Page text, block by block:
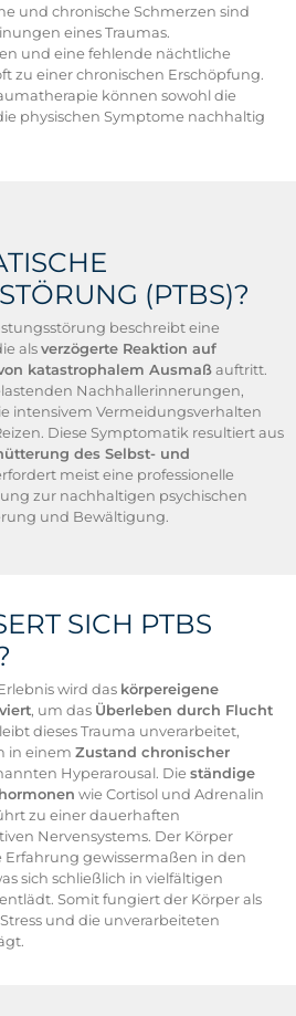
und chronische Schmerzen sind
eines Traumas.
und eine fehlende nächtliche
zu einer chronischen Erschöpfung.
können sowohl die
physischen Symptome nachhaltig
(PTBS)?
beschreibt eine
alsverzögerte Reaktion auf
katastrophalem Ausmaßauftritt.
Nachhallerinnerungen,
intensivem Vermeidungsverhalten
Diese Symptomatik resultiert aus
des Selbst- und
meist eine professionelle
zur nachhaltigen psychischen
und Bewältigung.
SICH PTBS K
wird das körpereigene
, um das Überleben durch Flucht
dieses Trauma unverarbeitet,
in einem Zustand chronischer
Hyperarousal. Die ständige
wie Cortisol und Adrenalin
zu einer dauerhaften
Nervensystems. Der Körper
gewissermaßen in den
sich schließlich in vielfältigen
Somit fungiert der Körper als
und die unverarbeiteten